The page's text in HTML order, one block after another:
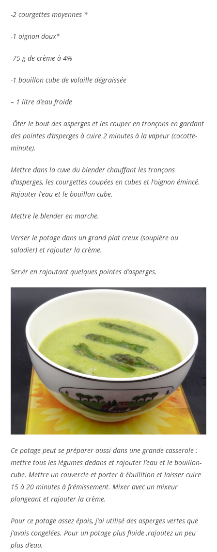
-2 courgettes moyennes *
-1 oignon doux*
-75 g de crème à 4%
-1 bouillon cube de volaille dégraissée
– 1 litre d’eau froide
Ôter le bout des asperges et les couper en tronçons en gardant
des pointes d’asperges à cuire 2 minutes à la vapeur (cocotte-
minute).
Mettre dans la cuve du blender chauffant les tronçons
d’asperges, les courgettes coupées en cubes et l’oignon émincé.
Rajouter l’eau et le bouillon cube.
Mettre le blender en marche.
Verser le potage dans un grand plat creux (soupière ou
saladier) et rajouter la crème.
Servir en rajoutant quelques pointes d’asperges.
Ce potage peut se préparer aussi dans une grande casserole :
mettre tous les légumes dedans et rajouter l’eau et le bouillon-
cube. Mettre un couvercle et porter à ébullition et laisser cuire
15 à 20 minutes à frémissement. Mixer avec un mixeur
plongeant et rajouter la crème.
Pour ce potage assez épais, j’ai utilisé des asperges vertes que
j’avais congelées. Pour un potage plus fluide ,rajoutez un peu
plus d’eau.